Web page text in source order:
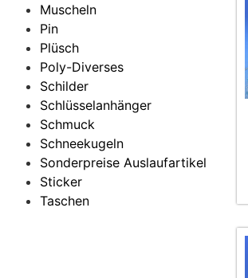
Muscheln
Pin
Plüsch
Poly-Diverses
Schilder
Schlüsselanhänger
Schmuck
Schneekugeln
Sonderpreise Auslaufartikel
Sticker
Taschen